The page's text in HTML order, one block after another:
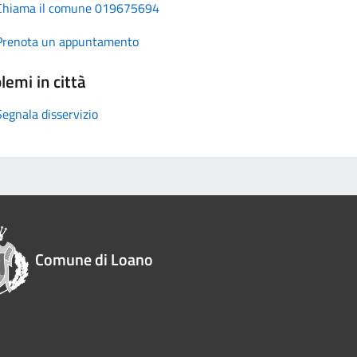
il comune 019675694
un appuntamento
in città
disservizio
Comune di Loano